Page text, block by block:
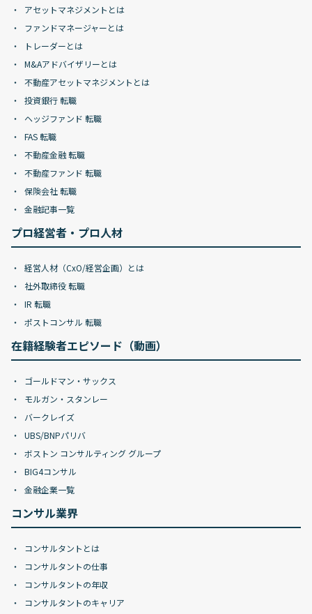
アセットマネジメントとは
ファンドマネージャーとは
トレーダーとは
M&Aアドバイザリーとは
不動産アセットマネジメントとは
投資銀行 転職
ヘッジファンド 転職
FAS 転職
不動産金融 転職
不動産ファンド 転職
保険会社 転職
金融記事一覧
プロ経営者・プロ人材
経営人材（CxO/経営企画）とは
社外取締役 転職
IR 転職
ポストコンサル 転職
在籍経験者エピソード（動画）
ゴールドマン・サックス
モルガン・スタンレー
バークレイズ
UBS/BNPパリバ
ボストン コンサルティング グループ
BIG4コンサル
金融企業一覧
コンサル業界
コンサルタントとは
コンサルタントの仕事
コンサルタントの年収
コンサルタントのキャリア